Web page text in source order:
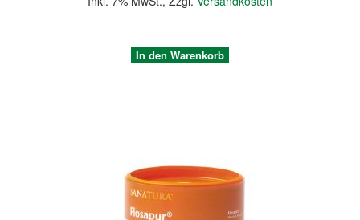
In den Warenkorb